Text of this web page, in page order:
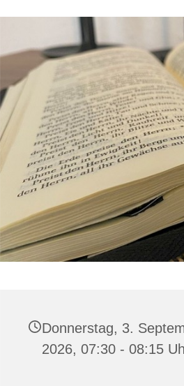
Donnerstag, 3.
2026, 07:30 - 08:15